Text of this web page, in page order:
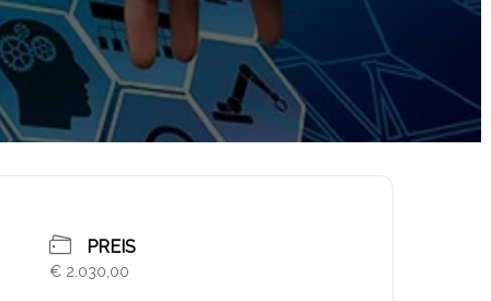
PREIS
€ 2.030,00